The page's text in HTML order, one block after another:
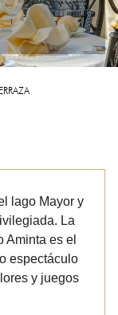
lago Mayor y
La
Aminta es el
espectáculo
y juegos